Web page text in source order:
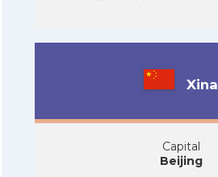
Xina
Capital
Beijing